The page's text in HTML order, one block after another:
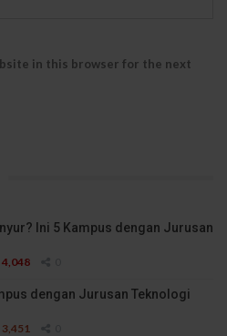
in this browser for the next
Ini 5 Kampus dengan Jurusan
4,048
dengan Jurusan Teknologi
3,451